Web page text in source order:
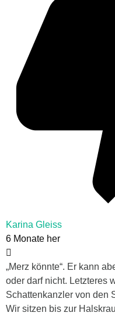
Karina Gleiss
6 Monate her
„Merz könnte“. Er kann
oder darf nicht. Letzteres
Schattenkanzler von den
Wir sitzen bis zur